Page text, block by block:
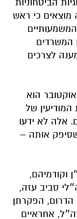
מוצאים כי ראש
המשרדים
לצרכים
הוא
של
אלה לא ידעו
אותה –
וקודמיהם,
סביב עזה,
הדרום, הפקרתן
אחראיים